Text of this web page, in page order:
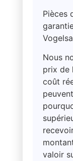
Pièces
Nous
prix de
coût
valoir